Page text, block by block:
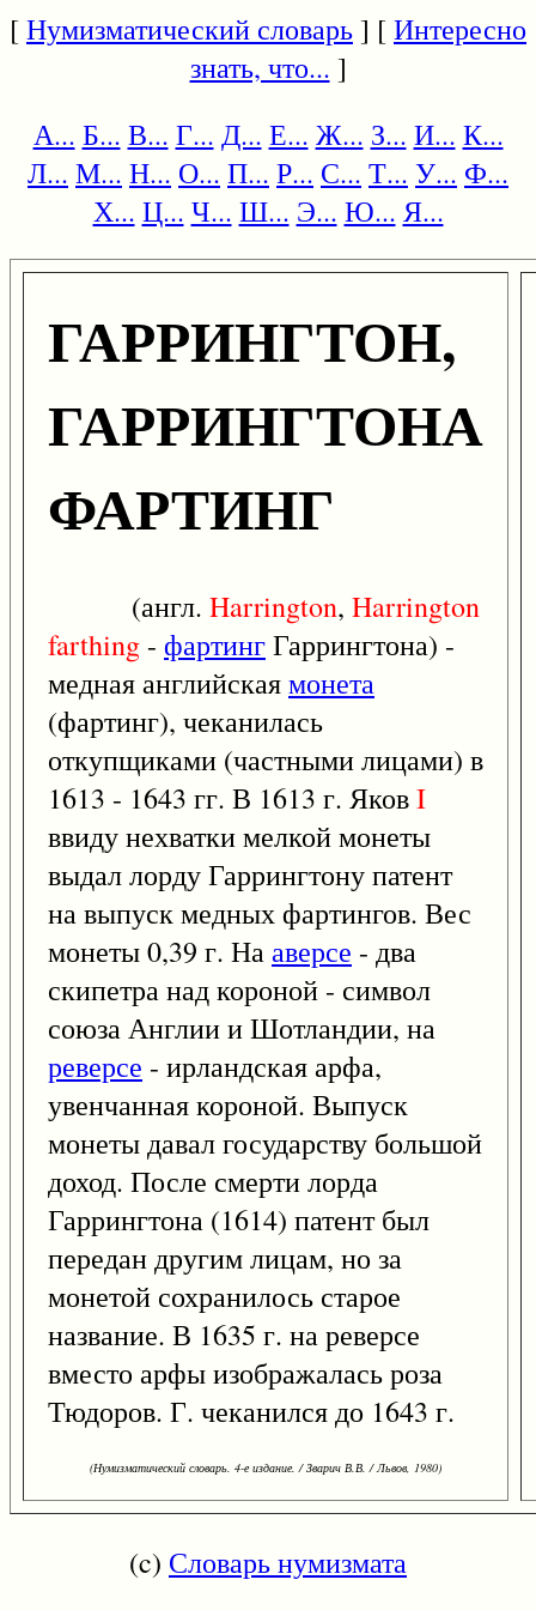
[Нумизматический словарь] [Интересно
знать, что... ]
А... Б... В... Г... Д... Е... Ж... З... И... К...
Л... М... Н... О... П... Р... С... Т... У... Ф...
Х... Ц... Ч... Ш... Э... Ю... Я...
ГАРРИНГТОН,
ГАРРИНГТОНА
ФАРТИНГ
(англ. Harrington, Harrington
farthing - фартингГаррингтона) -
медная английскаямонета
(фартинг), чеканилась
откупщиками (частными лицами) в
1613 - 1643 гг. В 1613 г. ЯковI
ввиду нехватки мелкой монеты
выдал лорду Гаррингтону патент
на выпуск медных фартингов. Вес
монеты 0,39 г. Нааверсе - два
скипетра над короной - символ
союза Англии и Шотландии, на
реверсе - ирландская арфа,
увенчанная короной. Выпуск
монеты давал государству большой
доход. После смерти лорда
Гаррингтона (1614) патент был
передан другим лицам, но за
монетой сохранилось старое
название. В 1635 г. на реверсе
вместо арфы изображалась роза
Тюдоров. Г. чеканился до 1643 г.
(Нумизматический словарь. 4-е издание. / Зварич В.В. / Львов, 1980)
(c) Словарь нумизмата